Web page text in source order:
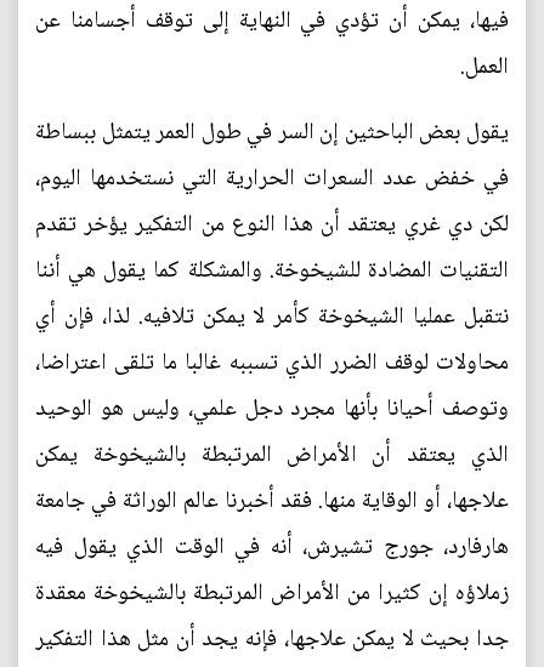
فيها، يمكن أن تؤدي في النهاية إلى توقف أجسامنا عن
العمل.
يقول بعض الباحثين إن السر في طول العمر يتمثل ببساطة
في خفض عدد السعرات الحرارية التي نستخدمها اليوم،
لكن دي غري يعتقد أن هذا النوع من التفكير يؤخر تقدم
التقنيات المضادة للشيخوخة. والمشكلة كما يقول هي أننا
نتقبل عمليا الشيخوخة كأمر لا يمكن تلافيه. لذا، فإن أي
محاولات لوقف الضرر الذي تسببه غالبا ما تلقى اعتراضا،
وتوصف أحيانا بأنها مجرد دجل علمي، وليس هو الوحيد
الذي يعتقد أن الأمراض المرتبطة بالشيخوخة يمكن
علاجها، أو الوقاية منها. فقد أخبرنا عالم الوراثة في جامعة
هارفارد، جورج تشيرش، أنه في الوقت الذي يقول فيه
زملاؤه إن كثيرا من الأمراض المرتبطة بالشيخوخة معقدة
جدا بحيث لا يمكن علاجها، فإنه يجد أن مثل هذا التفكير